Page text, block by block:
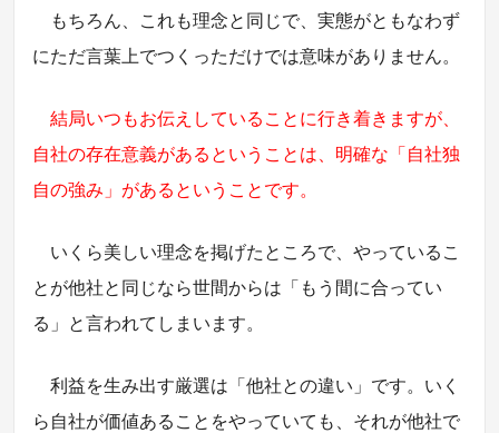
もちろん、これも理念と同じで、実態がともなわず
にただ言葉上でつくっただけでは意味がありません。
結局いつもお伝えしていることに行き着きますが、
自社の存在意義があるということは、明確な「自社独
自の強み」があるということです。
いくら美しい理念を掲げたところで、やっているこ
とが他社と同じなら世間からは「もう間に合ってい
る」と言われてしまいます。
利益を生み出す厳選は「他社との違い」です。いく
ら自社が価値あることをやっていても、それが他社で